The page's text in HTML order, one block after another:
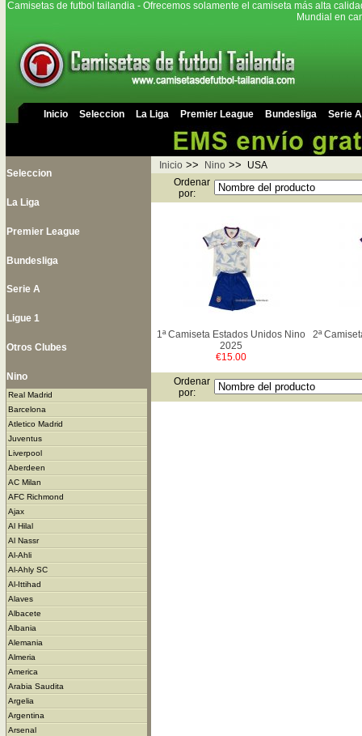
Camisetas de futbol tailandia - Ofrecemos solamente el camiseta más alta
Mundial en
Inicio Seleccion La Liga Premier League Bundesliga Serie A
Seleccion
La Liga
Premier League
Bundesliga
Serie A
Ligue 1
Otros Clubes
Nino
Real Madrid
Barcelona
Atletico Madrid
Juventus
Liverpool
Aberdeen
AC Milan
AFC Richmond
Ajax
Al Hilal
Al Nassr
Al-Ahli
Al-Ahly SC
Al-Ittihad
Alaves
Albacete
Albania
Alemania
Almeria
America
Arabia Saudita
Argelia
Argentina
Arsenal
Inicio >> Nino >>
USA
Ordenar
por:
1ª Camiseta Estados Unidos Nino
2025
€15.00
2ª
Ordenar
por: